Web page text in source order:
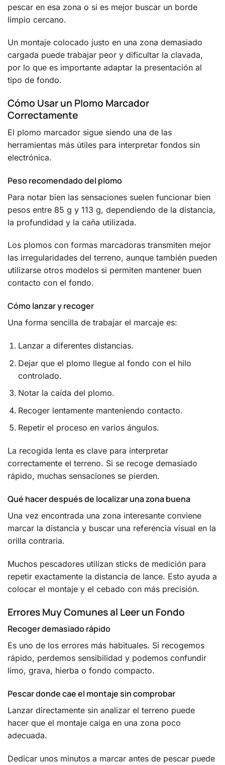
pescar en esa zona o si es mejor buscar un borde
limpio cercano.
Un montaje colocado justo en una zona demasiado
cargada puede trabajar peor y dificultar la clavada,
por lo que es importante adaptar la presentación al
tipo de fondo.
Cómo Usar un Plomo Marcador
Correctamente
El plomo marcador sigue siendo una de las
herramientas más útiles para interpretar fondos sin
electrónica.
Peso recomendado del plomo
Para notar bien las sensaciones suelen funcionar bien
pesos entre 85 g y 113 g, dependiendo de la distancia,
la profundidad y la caña utilizada.
Los plomos con formas marcadoras transmiten mejor
las irregularidades del terreno, aunque también pueden
utilizarse otros modelos si permiten mantener buen
contacto con el fondo.
Cómo lanzar y recoger
Una forma sencilla de trabajar el marcaje es:
Lanzar a diferentes distancias.
Dejar que el plomo llegue al fondo con el hilo
controlado.
Notar la caída del plomo.
Recoger lentamente manteniendo contacto.
Repetir el proceso en varios ángulos.
La recogida lenta es clave para interpretar
correctamente el terreno. Si se recoge demasiado
rápido, muchas sensaciones se pierden.
Qué hacer después de localizar una zona buena
Una vez encontrada una zona interesante conviene
marcar la distancia y buscar una referencia visual en la
orilla contraria.
Muchos pescadores utilizan sticks de medición para
repetir exactamente la distancia de lance. Esto ayuda a
colocar el montaje y el cebado con más precisión.
Errores Muy Comunes al Leer un Fondo
Recoger demasiado rápido
Es uno de los errores más habituales. Si recogemos
rápido, perdemos sensibilidad y podemos confundir
limo, grava, hierba o fondo compacto.
Pescar donde cae el montaje sin comprobar
Lanzar directamente sin analizar el terreno puede
hacer que el montaje caiga en una zona poco
adecuada.
Dedicar unos minutos a marcar antes de pescar puede